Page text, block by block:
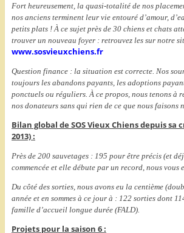
Fort heureusement, la quasi-totalité de nos
nos anciens terminent leur vie entouré d’amour,
petits plats ! À ce sujet près de 30 chiens et chats
trouver un nouveau foyer : retrouvez les sur notre
www.sosvieuxchiens.fr
Question finance : la situation est correcte. Nos
toujours les abandons payants, les adoptions
ponctuels ou réguliers. À ce propos, nous tenons à
nos donateurs sans qui rien de ce que nous faisons
Bilan global de SOS Vieux Chiens depuis
2013) :
Près de 200 sauvetages : 195 pour être précis (et
commencée et elle débute par un record, nous vous
Du côté des sorties, nous avons eu la centième
année et en sommes à ce jour à : 122 sorties dont
famille d’accueil longue durée (FALD).
Projets pour la saison 6 :